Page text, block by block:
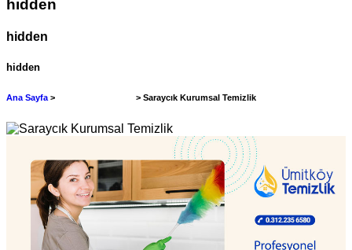
hidden
hidden
hidden
Ana Sayfa > > Saraycık Kurumsal Temizlik